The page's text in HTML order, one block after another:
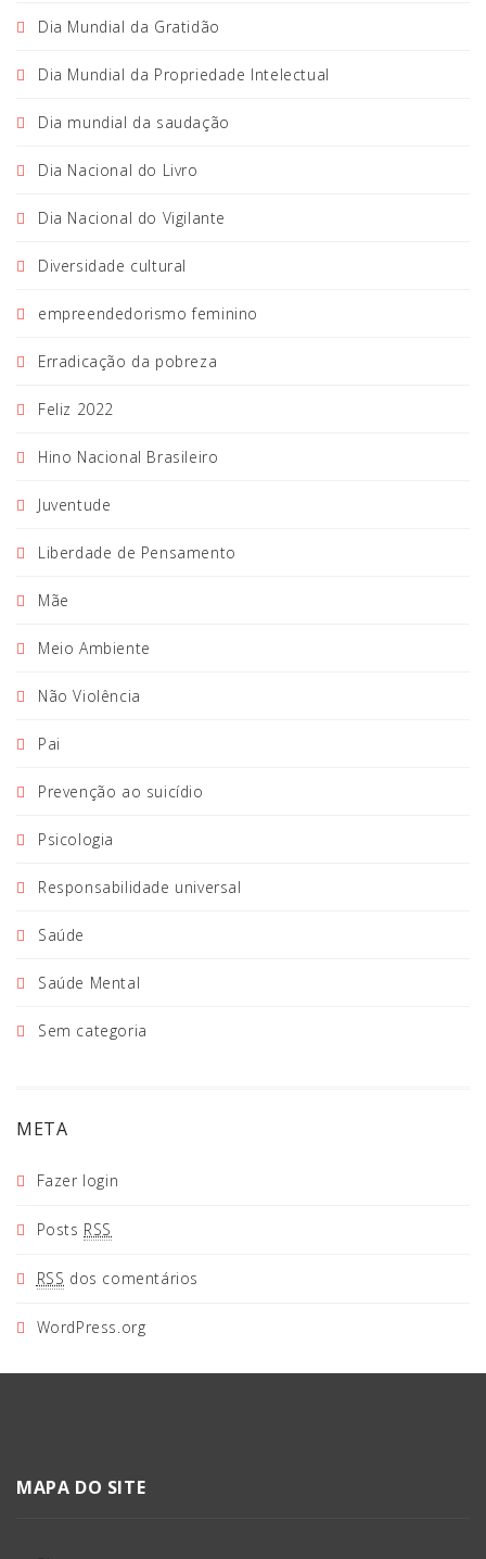
Dia Mundial da Gratidão
Dia Mundial da Propriedade Intelectual
Dia mundial da saudação
Dia Nacional do Livro
Dia Nacional do Vigilante
Diversidade cultural
empreendedorismo feminino
Erradicação da pobreza
Feliz 2022
Hino Nacional Brasileiro
Juventude
Liberdade de Pensamento
Mãe
Meio Ambiente
Não Violência
Pai
Prevenção ao suicídio
Psicologia
Responsabilidade universal
Saúde
Saúde Mental
Sem categoria
META
Fazer login
Posts RSS
RSS dos comentários
WordPress.org
MAPA DO SITE